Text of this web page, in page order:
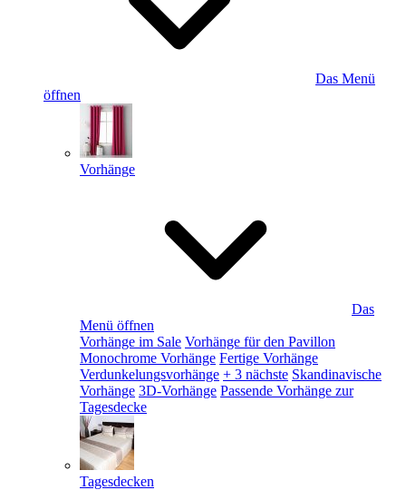
Das Menü
öffnen
Vorhänge
Das
Menü öffnen
Vorhänge im Sale Vorhänge für den Pavillon
Monochrome Vorhänge Fertige Vorhänge
Verdunkelungsvorhänge + 3 nächste Skandinavische
Vorhänge 3D-Vorhänge Passende Vorhänge zur
Tagesdecke
Tagesdecken